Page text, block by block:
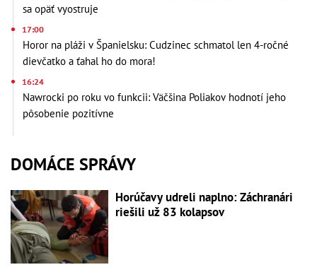
sa opäť vyostruje
17:00
Horor na pláži v Španielsku: Cudzinec schmatol len 4-ročné
dievčatko a ťahal ho do mora!
16:24
Nawrocki po roku vo funkcii: Väčšina Poliakov hodnotí jeho
pôsobenie pozitívne
DOMÁCE SPRÁVY
Horúčavy udreli naplno: Záchranári
riešili už 83 kolapsov